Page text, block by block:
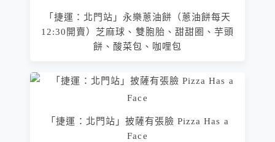
「捷運：北門站」永樂蔥油餅（蔥油餅每天
12:30開賣）芝麻球、雙胞胎、甜甜圈、芋頭
餅、酸菜包、咖哩包
「捷運：北門站」披薩有張臉 Pizza Has a
Face